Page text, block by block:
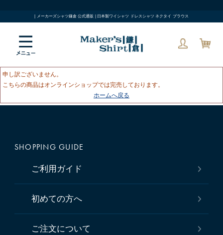
| メーカーズシャツ鎌倉 公式通販 | 日本製ワイシャツ ドレスシャツ ネクタイ ブラウス
申し訳ございません。
こちらの商品はオンラインショップでは完売しております。
ホームへ戻る
SHOPPING GUIDE
ご利用ガイド
初めての方へ
ご注文について